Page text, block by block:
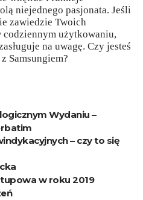
niejednego pasjonata. Jeśli
zawiedzie Twoich
codziennym użytkowaniu,
na uwagę. Czy jesteś
Samsungiem?
Wydaniu –
– czy to się
w roku 2019